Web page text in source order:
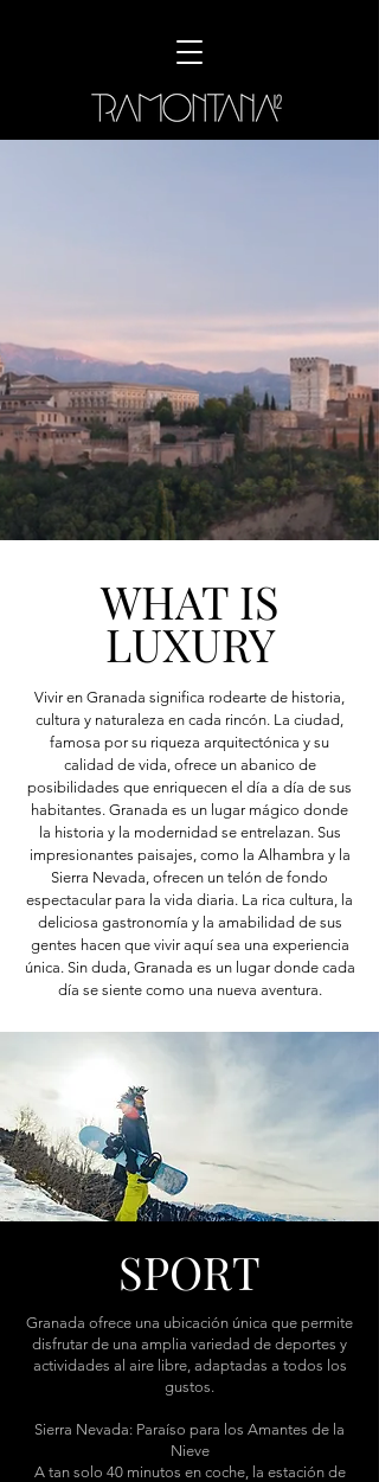
Vivir en Granada significa rodearte de historia,
cultura y naturaleza en cada rincón. La ciudad,
famosa por su riqueza arquitectónica y su
calidad de vida, ofrece un abanico de
posibilidades que enriquecen el día a día de sus
habitantes. Granada es un lugar mágico donde
la historia y la modernidad se entrelazan. Sus
impresionantes paisajes, como la Alhambra y la
Sierra Nevada, ofrecen un telón de fondo
espectacular para la vida diaria. La rica cultura, la
deliciosa gastronomía y la amabilidad de sus
gentes hacen que vivir aquí sea una experiencia
única. Sin duda, Granada es un lugar donde cada
día se siente como una nueva aventura.
WHAT IS
LUXURY
SPORT
Granada ofrece una ubicación única que permite
disfrutar de una amplia variedad de deportes y
actividades al aire libre, adaptadas a todos los
gustos.
Sierra Nevada: Paraíso para los Amantes de la
Nieve
A tan solo 40 minutos en coche, la estación de